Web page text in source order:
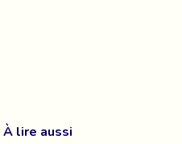
À lire aussi